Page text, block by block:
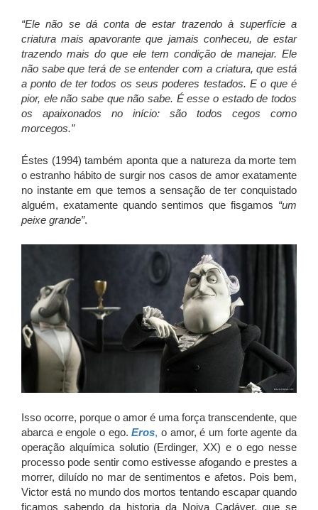
“Ele não se dá conta de estar trazendo à superfície a
criatura mais apavorante que jamais conheceu, de estar
trazendo mais do que ele tem condição de manejar. Ele
não sabe que terá de se entender com a criatura, que está
a ponto de ter todos os seus poderes testados. E o que é
pior, ele não sabe que não sabe. É esse o estado de todos
os apaixonados no início: são todos cegos como
morcegos.”
Éstes (1994) também aponta que a natureza da morte tem
o estranho hábito de surgir nos casos de amor exatamente
no instante em que temos a sensação de ter conquistado
alguém, exatamente quando sentimos que fisgamos “um
peixe grande”.
Isso ocorre, porque o amor é uma força transcendente, que
abarca e engole o ego.Eros, o amor, é um forte agente da
operação alquímica solutio (Erdinger, XX) e o ego nesse
processo pode sentir como estivesse afogando e prestes a
morrer, diluído no mar de sentimentos e afetos. Pois bem,
Victor está no mundo dos mortos tentando escapar quando
ficamos sabendo da historia da Noiva Cadáver, que se